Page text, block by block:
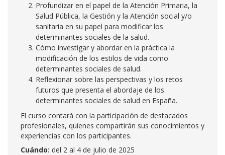
Profundizar en el papel de la Atención Primaria, la
Salud Pública, la Gestión y la Atención social y/o
sanitaria en su papel para modificar los
determinantes sociales de la salud.
Cómo investigar y abordar en la práctica la
modificación de los estilos de vida como
determinantes sociales de salud.
Reflexionar sobre las perspectivas y los retos
futuros que presenta el abordaje de los
determinantes sociales de salud en España.
El curso contará con la participación de destacados
profesionales, quienes compartirán sus conocimientos y
experiencias con los participantes.
Cuándo: del 2 al 4 de julio de 2025